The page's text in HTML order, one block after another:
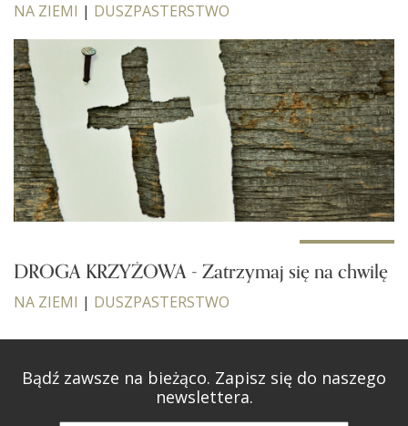
NA ZIEMI | DUSZPASTERSTWO
DROGA KRZYŻOWA - Zatrzymaj się na chwilę
NA ZIEMI | DUSZPASTERSTWO
Bądź zawsze na bieżąco. Zapisz się do naszego
newslettera.